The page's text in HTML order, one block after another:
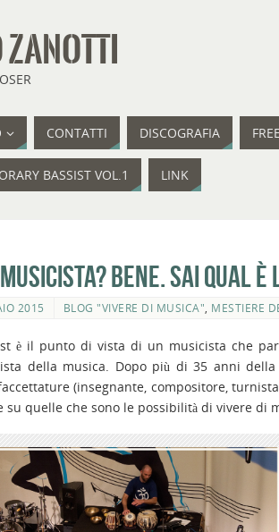
CONTATTI DISCOGRAFIA
BASSIST VOL.1 LINK
Bene. Sai qual
2015 BLOG "VIVERE DI MUSICA" MESTIERE
è il punto di vista di un musicista che
della musica. Dopo più di 35 anni
(insegnante, compositore,
su quelle che sono le possibilità di vivere di